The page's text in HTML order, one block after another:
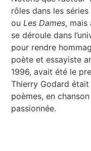
rôles dans les séries
ouLes Dames, mais
se déroule dans
pour rendre
poète et essayiste
1996, avait été le
Thierry Godard
poèmes, en
passionnée.